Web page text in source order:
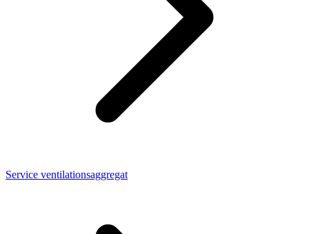
Service ventilationsaggregat